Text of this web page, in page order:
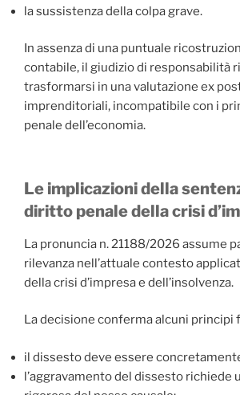
la sussistenza della colpa grave.
In assenza di una puntuale
contabile, il giudizio di responsabilità
trasformarsi in una valutazione ex
imprenditoriali, incompatibile con i
penale dell’economia.
Le implicazioni della
diritto penale della crisi
La pronuncia n. 21188/2026 assume
rilevanza nell’attuale contesto
della crisi d’impresa e dell’insolvenza.
La decisione conferma alcuni principi
il dissesto deve essere
l’aggravamento del dissesto richiede